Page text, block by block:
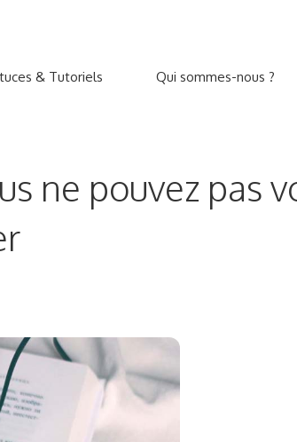
& Tutoriels Qui sommes-nous ?
ne pouvez pas